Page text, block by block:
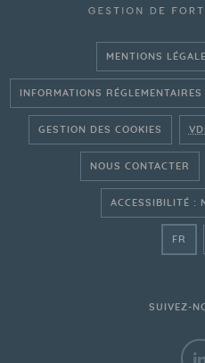
MENTIONS
INFORMATIONS RÉGLEMENTAIRES
GESTION DES COOKIES
NOUS CONTACTER
ACCESSIBILITÉ :
FR -
SUIVEZ-